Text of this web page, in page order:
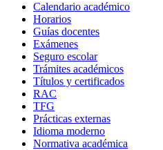
Calendario académico
Horarios
Guías docentes
Exámenes
Seguro escolar
Trámites académicos
Títulos y certificados
RAC
TFG
Prácticas externas
Idioma moderno
Normativa académica